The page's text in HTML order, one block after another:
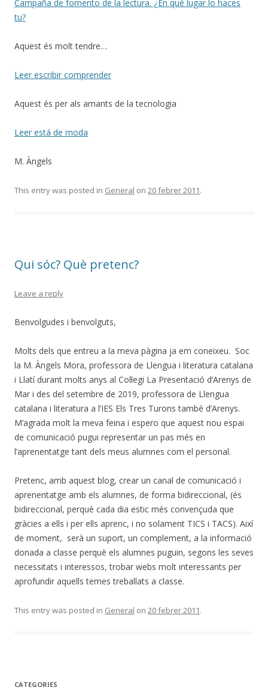
Campaña de fomento de la lectura. ¿En qué lugar lo haces
tu?
Aquest és molt tendre…
Leer escribir comprender
Aquest és per als amants de la tecnologia
Leer está de moda
M. Àngels
This entry was posted in General on 20 febrer 2011.
Qui sóc? Què pretenc?
Leave a reply
Benvolgudes i benvolguts,
Molts dels que entreu a la meva pàgina ja em coneixeu. Soc
la M. Àngels Mora, professora de Llengua i literatura catalana
i Llatí durant molts anys al Col·legi La Presentació d’Arenys de
Mar i des del setembre de 2019, professora de Llengua
catalana i literatura a l’IES Els Tres Turons també d’Arenys.
M’agrada molt la meva feina i espero que aquest nou espai
de comunicació pugui representar un pas més en
l’aprenentatge tant dels meus alumnes com el personal.
Pretenc, amb aquest blog, crear un canal de comunicació i
aprenentatge amb els alumnes, de forma bidireccional, (és
bidireccional, perquè cada dia estic més convençuda que
gràcies a ells i per ells aprenc, i no solament TICS i TACS). Així
de moment, serà un suport, un complement, a la informació
donada a classe perquè els alumnes puguin, segons les seves
necessitats i interessos, trobar webs molt interessants per
aprofundir aquells temes treballats a classe.
This entry was posted in General on 20 febrer 2011.
CATEGORIES